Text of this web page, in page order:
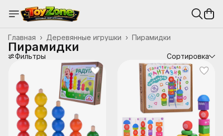
Пирамидки
Деревянные игрушки ›
Главная ›
Пирамидки
Фильтры Сортировка